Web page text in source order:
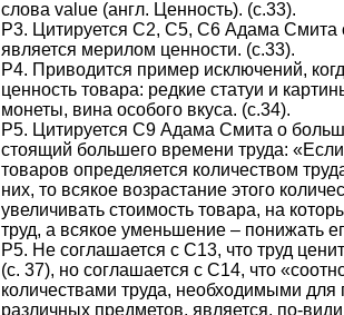
слова value (англ. Ценность). (с.33).
Р3. Цитируется С2, С5, С6 Адама Смита
является мерилом ценности. (с.33).
Р4. Приводится пример исключений,
ценность товара: редкие статуи и
монеты, вина особого вкуса. (с.34).
Р5. Цитируется С9 Адама Смита о
стоящий большего времени труда:
товаров определяется количеством
них, то всякое возрастание этого
увеличивать стоимость товара, на
труд, а всякое уменьшение – понижать
Р5. Не соглашается с С13, что труд
(с. 37), но соглашается с С14, что
количествами труда, необходимыми для
различных предметов, является, по-